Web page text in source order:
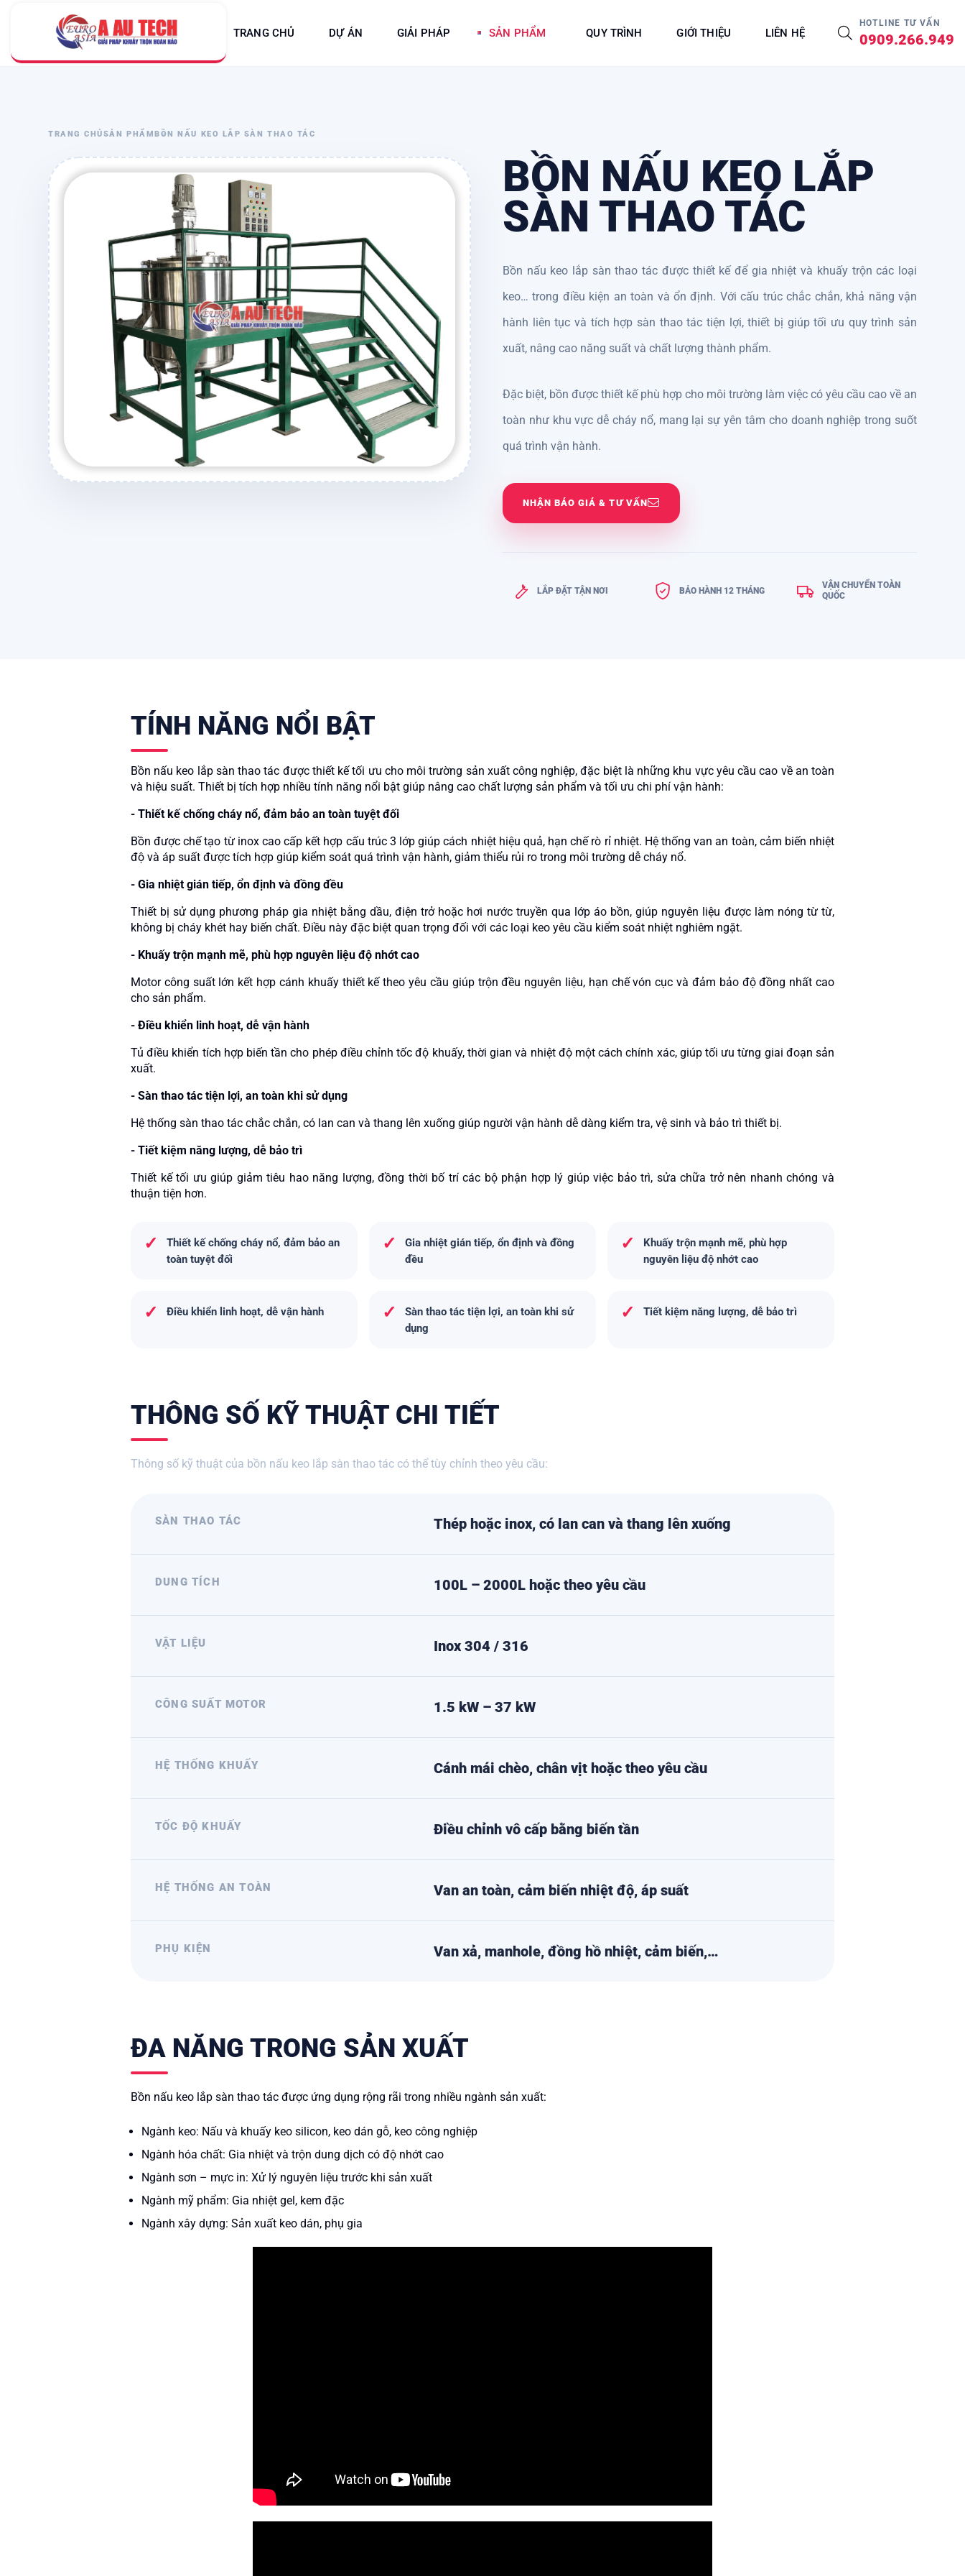
TRANG CHỦ DỰ ÁN GIẢI PHÁP SẢN PHẨM QUY TRÌNH GIỚI THIỆU LIÊN HỆ
HOTLINE TƯ VẤN
0909.266.949
TRANG CHỦSẢN PHẨMBỒN NẤU KEO LẮP SÀN THAO TÁC
BỒN NẤU KEO LẮP
SÀN THAO TÁC
Bồn nấu keo lắp sàn thao tác được thiết kế để gia nhiệt và khuấy trộn các loại
keo… trong điều kiện an toàn và ổn định. Với cấu trúc chắc chắn, khả năng vận
hành liên tục và tích hợp sàn thao tác tiện lợi, thiết bị giúp tối ưu quy trình sản
xuất, nâng cao năng suất và chất lượng thành phẩm.
Đặc biệt, bồn được thiết kế phù hợp cho môi trường làm việc có yêu cầu cao về an
toàn như khu vực dễ cháy nổ, mang lại sự yên tâm cho doanh nghiệp trong suốt
quá trình vận hành.
NHẬN BÁO GIÁ & TƯ VẤN
LẮP ĐẶT TẬN NƠI BẢO HÀNH 12 THÁNG
VẬN CHUYỂN TOÀN
QUỐC
TÍNH NĂNG NỔI BẬT
Bồn nấu keo lắp sàn thao tác được thiết kế tối ưu cho môi trường sản xuất công nghiệp, đặc biệt là những khu vực yêu cầu cao về an toàn
và hiệu suất. Thiết bị tích hợp nhiều tính năng nổi bật giúp nâng cao chất lượng sản phẩm và tối ưu chi phí vận hành:
- Thiết kế chống cháy nổ, đảm bảo an toàn tuyệt đối
Bồn được chế tạo từ inox cao cấp kết hợp cấu trúc 3 lớp giúp cách nhiệt hiệu quả, hạn chế rò rỉ nhiệt. Hệ thống van an toàn, cảm biến nhiệt
độ và áp suất được tích hợp giúp kiểm soát quá trình vận hành, giảm thiểu rủi ro trong môi trường dễ cháy nổ.
- Gia nhiệt gián tiếp, ổn định và đồng đều
Thiết bị sử dụng phương pháp gia nhiệt bằng dầu, điện trở hoặc hơi nước truyền qua lớp áo bồn, giúp nguyên liệu được làm nóng từ từ,
không bị cháy khét hay biến chất. Điều này đặc biệt quan trọng đối với các loại keo yêu cầu kiểm soát nhiệt nghiêm ngặt.
- Khuấy trộn mạnh mẽ, phù hợp nguyên liệu độ nhớt cao
Motor công suất lớn kết hợp cánh khuấy thiết kế theo yêu cầu giúp trộn đều nguyên liệu, hạn chế vón cục và đảm bảo độ đồng nhất cao
cho sản phẩm.
- Điều khiển linh hoạt, dễ vận hành
Tủ điều khiển tích hợp biến tần cho phép điều chỉnh tốc độ khuấy, thời gian và nhiệt độ một cách chính xác, giúp tối ưu từng giai đoạn sản
xuất.
- Sàn thao tác tiện lợi, an toàn khi sử dụng
Hệ thống sàn thao tác chắc chắn, có lan can và thang lên xuống giúp người vận hành dễ dàng kiểm tra, vệ sinh và bảo trì thiết bị.
- Tiết kiệm năng lượng, dễ bảo trì
Thiết kế tối ưu giúp giảm tiêu hao năng lượng, đồng thời bố trí các bộ phận hợp lý giúp việc bảo trì, sửa chữa trở nên nhanh chóng và
thuận tiện hơn.
✓
Thiết kế chống cháy nổ, đảm bảo an
toàn tuyệt đối
✓
Gia nhiệt gián tiếp, ổn định và đồng
đều
✓
Khuấy trộn mạnh mẽ, phù hợp
nguyên liệu độ nhớt cao
✓ Điều khiển linh hoạt, dễ vận hành ✓
Sàn thao tác tiện lợi, an toàn khi sử
dụng
✓ Tiết kiệm năng lượng, dễ bảo trì
THÔNG SỐ KỸ THUẬT CHI TIẾT
Thông số kỹ thuật của bồn nấu keo lắp sàn thao tác có thể tùy chỉnh theo yêu cầu:
SÀN THAO TÁC Thép hoặc inox, có lan can và thang lên xuống
DUNG TÍCH 100L – 2000L hoặc theo yêu cầu
VẬT LIỆU Inox 304 / 316
CÔNG SUẤT MOTOR 1.5 kW – 37 kW
HỆ THỐNG KHUẤY Cánh mái chèo, chân vịt hoặc theo yêu cầu
TỐC ĐỘ KHUẤY Điều chỉnh vô cấp bằng biến tần
HỆ THỐNG AN TOÀN Van an toàn, cảm biến nhiệt độ, áp suất
PHỤ KIỆN Van xả, manhole, đồng hồ nhiệt, cảm biến,…
ĐA NĂNG TRONG SẢN XUẤT
Bồn nấu keo lắp sàn thao tác được ứng dụng rộng rãi trong nhiều ngành sản xuất:
Ngành keo: Nấu và khuấy keo silicon, keo dán gỗ, keo công nghiệp
Ngành hóa chất: Gia nhiệt và trộn dung dịch có độ nhớt cao
Ngành sơn – mực in: Xử lý nguyên liệu trước khi sản xuất
Ngành mỹ phẩm: Gia nhiệt gel, kem đặc
Ngành xây dựng: Sản xuất keo dán, phụ gia